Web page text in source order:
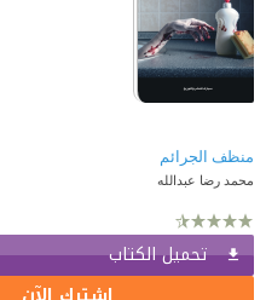
منظف الجرائم
محمد رضا عبدالله
تحميل الكتاب